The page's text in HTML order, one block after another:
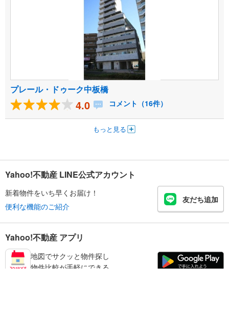
プレール・ドゥーク中板橋
4.0 コメント（16件）
もっと見る
Yahoo!不動産 LINE公式アカウント
新着物件をいち早くお届け！
便利な機能のご紹介
友だち追加
Yahoo!不動産 アプリ
地図でサクッと物件探し
物件比較が手軽にできる